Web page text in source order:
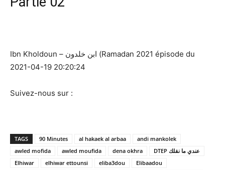
Ibn Kholdoun – ابن خلدون (Ramadan 2021 épisode du
2021-04-19 20:20:24
Suivez-nous sur :
TAGS 90 Minutes al hakaek al arbaa
andi mankolek
awled mofida
awled moufida dena okhra
DTEP عندي ما نقلك
Elhiwar
elhiwar ettounsi eliba3dou
Elibaadou